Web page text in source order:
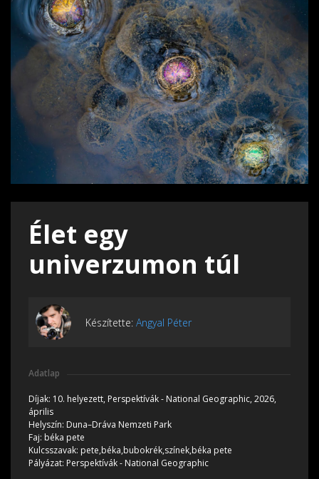
Élet egy
univerzumon túl
Készítette: Angyal Péter
Adatlap
Díjak: 10. helyezett, Perspektívák - National Geographic, 2026,
április
Helyszín: Duna–Dráva Nemzeti Park
Faj: béka pete
Kulcsszavak: pete,béka,bubokrék,színek,béka pete
Pályázat: Perspektívák - National Geographic